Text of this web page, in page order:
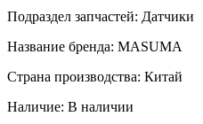
Подраздел запчастей: Датчики
Название бренда: MASUMA
Страна производства: Китай
Наличие: В наличии